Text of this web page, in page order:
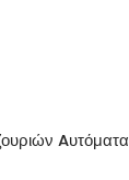
Aυτόματα